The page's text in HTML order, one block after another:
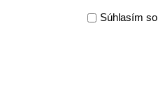
Súhlasím so